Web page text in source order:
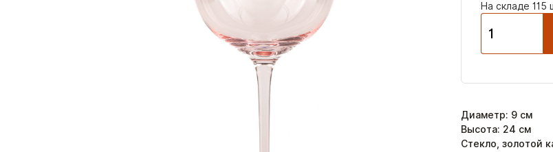
На складе 115
Диаметр: 9 см
Высота: 24 см
Стекло, золотой